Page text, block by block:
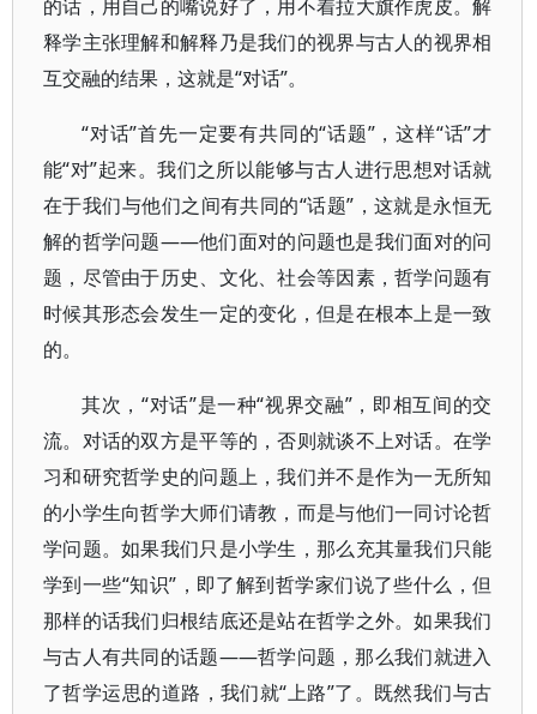
的话，用自己的嘴说好了，用不着拉大旗作虎皮。解
释学主张理解和解释乃是我们的视界与古人的视界相
互交融的结果，这就是“对话”。
“对话”首先一定要有共同的“话题”，这样“话”才
能“对”起来。我们之所以能够与古人进行思想对话就
在于我们与他们之间有共同的“话题”，这就是永恒无
解的哲学问题——他们面对的问题也是我们面对的问
题，尽管由于历史、文化、社会等因素，哲学问题有
时候其形态会发生一定的变化，但是在根本上是一致
的。
其次，“对话”是一种“视界交融”，即相互间的交
流。对话的双方是平等的，否则就谈不上对话。在学
习和研究哲学史的问题上，我们并不是作为一无所知
的小学生向哲学大师们请教，而是与他们一同讨论哲
学问题。如果我们只是小学生，那么充其量我们只能
学到一些“知识”，即了解到哲学家们说了些什么，但
那样的话我们归根结底还是站在哲学之外。如果我们
与古人有共同的话题——哲学问题，那么我们就进入
了哲学运思的道路，我们就“上路”了。既然我们与古